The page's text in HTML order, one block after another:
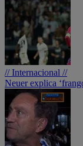
// Internacional //
Neuer explica